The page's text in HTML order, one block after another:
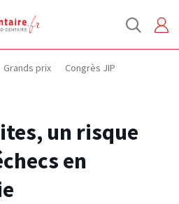
Grands prix Congrès JIP
un risque
en